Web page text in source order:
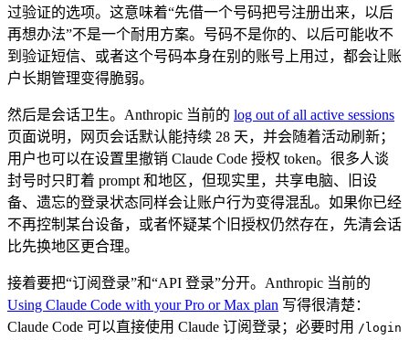
过验证的选项。这意味着“先借一个号码把号注册出来，以后
再想办法”不是一个耐用方案。号码不是你的、以后可能收不
到验证短信、或者这个号码本身在别的账号上用过，都会让账
户长期管理变得脆弱。
然后是会话卫生。Anthropic 当前的 log out of all active sessions
页面说明，网页会话默认能持续 28 天，并会随着活动刷新；
用户也可以在设置里撤销 Claude Code 授权 token。很多人谈
封号时只盯着 prompt 和地区，但现实里，共享电脑、旧设
备、遗忘的登录状态同样会让账户行为变得混乱。如果你已经
不再控制某台设备，或者怀疑某个旧授权仍然存在，先清会话
比先换地区更合理。
接着要把“订阅登录”和“API 登录”分开。Anthropic 当前的
Using Claude Code with your Pro or Max plan 写得很清楚：
Claude Code 可以直接使用 Claude 订阅登录；必要时用 /login